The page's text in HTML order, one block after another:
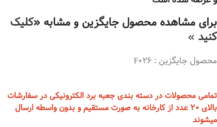
برای مشاهده محصول جایگزین و مشابه «کلیک
کنید »
محصول جایگزین : F026
تمامی محصولات در دسته بندی جعبه برد الکترونیکی در سفارشات
بالای 20 عدد از کارخانه به صورت مستقیم و بدون واسطه ارسال
میشوند